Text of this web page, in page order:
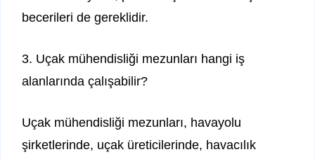
becerileri de gereklidir.
3. Uçak mühendisliği mezunları hangi iş
alanlarında çalışabilir?
Uçak mühendisliği mezunları, havayolu
şirketlerinde, uçak üreticilerinde, havacılık